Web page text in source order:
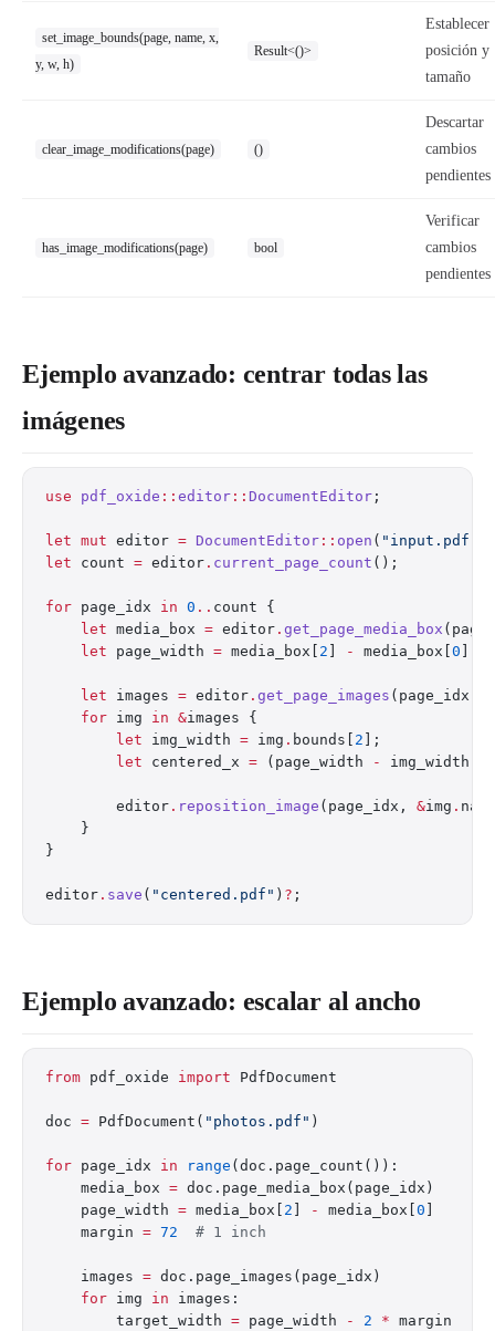
set_image_bounds(page, name, x,
y, w, h)
Result<()>
Establecer
posición y
tamaño
clear_image_modifications(page) ()
Descartar
cambios
pendientes
has_image_modifications(page) bool
Verificar
cambios
pendientes
Ejemplo avanzado: centrar todas las
imágenes
use pdf_oxide :: editor :: DocumentEditor ;
let mut editor = DocumentEditor :: open ( "input.pdf"
let count = editor . current_page_count ();
for page_idx in 0 .. count {
    let
media_box = editor . get_page_media_box
    let
page_width = media_box[ 2 - media_box[ 0
    let
images = editor . get_page_images (page_idx)
    for
img in &images {
        let
img_width = img . bounds[ 2 ];
        let
centered_x = (page_width - img_width)
        editor
. reposition_image (page_idx, &img .
    }
}
editor . save ( "centered.pdf" ) ? ;
Ejemplo avanzado: escalar al ancho
from pdf_oxide import PdfDocument
doc = PdfDocument( "photos.pdf" )
for page_idx in range (doc.page_count()):
    media_box
= doc.page_media_box(page_idx)
    page_width
= media_box[ 2 - media_box[ 0
    margin
= 72
  # 1 inch
    images
= doc.page_images(page_idx)
    for
img in images:
        target_width
= page_width - 2 * margin